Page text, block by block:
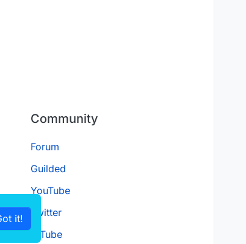
Community
Forum
Guilded
YouTube
Twitter
D.Tube
it!